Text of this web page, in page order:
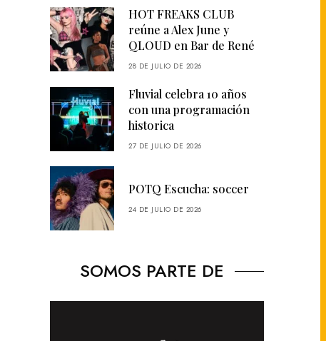
HOT FREAKS CLUB
reúne a Alex June y
QLOUD en Bar de René
28 DE JULIO DE 2026
Fluvial celebra 10 años
con una programación
historica
27 DE JULIO DE 2026
POTQ Escucha: soccer
24 DE JULIO DE 2026
SOMOS PARTE DE